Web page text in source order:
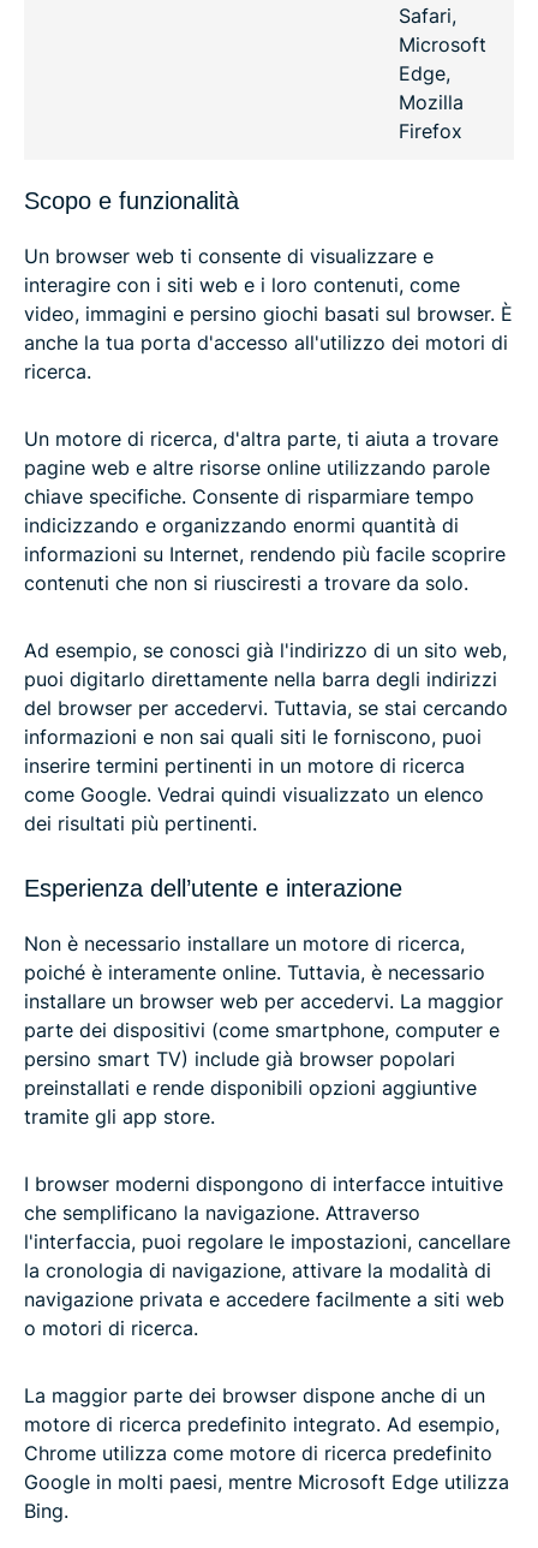
Safari,
Microsoft
Edge,
Mozilla
Firefox
Scopo e funzionalità
Un browser web ti consente di visualizzare e
interagire con i siti web e i loro contenuti, come
video, immagini e persino giochi basati sul browser. È
anche la tua porta d'accesso all'utilizzo dei motori di
ricerca.
Un motore di ricerca, d'altra parte, ti aiuta a trovare
pagine web e altre risorse online utilizzando parole
chiave specifiche. Consente di risparmiare tempo
indicizzando e organizzando enormi quantità di
informazioni su Internet, rendendo più facile scoprire
contenuti che non si riusciresti a trovare da solo.
Ad esempio, se conosci già l'indirizzo di un sito web,
puoi digitarlo direttamente nella barra degli indirizzi
del browser per accedervi. Tuttavia, se stai cercando
informazioni e non sai quali siti le forniscono, puoi
inserire termini pertinenti in un motore di ricerca
come Google. Vedrai quindi visualizzato un elenco
dei risultati più pertinenti.
Esperienza dell’utente e interazione
Non è necessario installare un motore di ricerca,
poiché è interamente online. Tuttavia, è necessario
installare un browser web per accedervi. La maggior
parte dei dispositivi (come smartphone, computer e
persino smart TV) include già browser popolari
preinstallati e rende disponibili opzioni aggiuntive
tramite gli app store.
I browser moderni dispongono di interfacce intuitive
che semplificano la navigazione. Attraverso
l'interfaccia, puoi regolare le impostazioni, cancellare
la cronologia di navigazione, attivare la modalità di
navigazione privata e accedere facilmente a siti web
o motori di ricerca.
La maggior parte dei browser dispone anche di un
motore di ricerca predefinito integrato. Ad esempio,
Chrome utilizza come motore di ricerca predefinito
Google in molti paesi, mentre Microsoft Edge utilizza
Bing.